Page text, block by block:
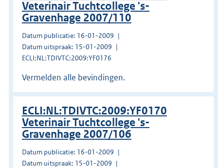
Veterinair Tuchtcollege 's-
Gravenhage 2007/110
Datum publicatie: 16-01-2009
Datum uitspraak: 15-01-2009
ECLI:NL:TDIVTC:2009:YF0176
Vermelden alle bevindingen.
ECLI:NL:TDIVTC:2009:YF0170
Veterinair Tuchtcollege 's-
Gravenhage 2007/106
Datum publicatie: 16-01-2009
Datum uitspraak: 15-01-2009